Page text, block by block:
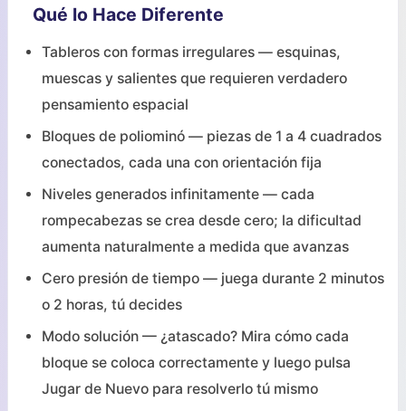
Qué lo Hace Diferente
Tableros con formas irregulares — esquinas,
muescas y salientes que requieren verdadero
pensamiento espacial
Bloques de poliominó — piezas de 1 a 4 cuadrados
conectados, cada una con orientación fija
Niveles generados infinitamente — cada
rompecabezas se crea desde cero; la dificultad
aumenta naturalmente a medida que avanzas
Cero presión de tiempo — juega durante 2 minutos
o 2 horas, tú decides
Modo solución — ¿atascado? Mira cómo cada
bloque se coloca correctamente y luego pulsa
Jugar de Nuevo para resolverlo tú mismo